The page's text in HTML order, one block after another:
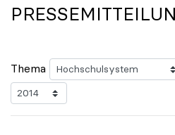
Thema